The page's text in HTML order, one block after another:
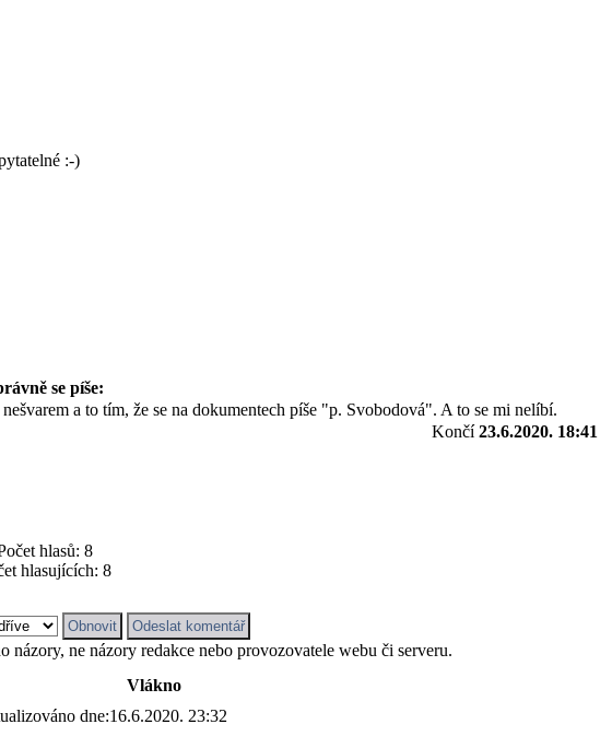
:-)
se píše:
a to tím, že se na dokumentech píše "p. Svobodová". A to se mi nelíbí.
Končí23.6.2020. 18:41
hlasů: 8
hlasujících: 8
ne názory redakce nebo provozovatele webu či serveru.
Vlákno
dne:16.6.2020. 23:32